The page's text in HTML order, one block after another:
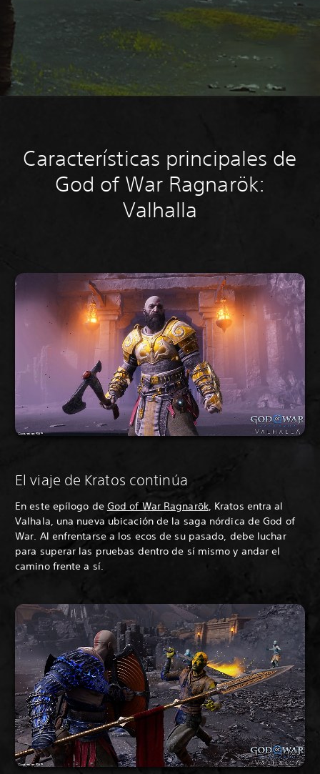
Características principales de
God of War Ragnarök:
Valhalla
El viaje de Kratos continúa
En este epílogo de God of War Ragnarök, Kratos entra al
Valhala, una nueva ubicación de la saga nórdica de God of
War. Al enfrentarse a los ecos de su pasado, debe luchar
para superar las pruebas dentro de sí mismo y andar el
camino frente a sí.